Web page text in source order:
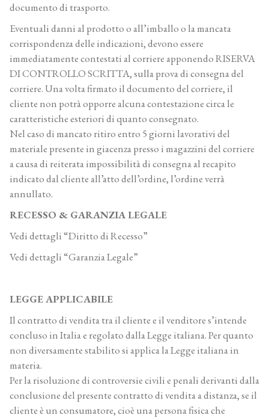
documento di trasporto.
Eventuali danni al prodotto o all’imballo o la mancata
corrispondenza delle indicazioni, devono essere
immediatamente contestati al corriere apponendo RISERVA
DI CONTROLLO SCRITTA, sulla prova di consegna del
corriere. Una volta firmato il documento del corriere, il
cliente non potrà opporre alcuna contestazione circa le
caratteristiche esteriori di quanto consegnato.
Nel caso di mancato ritiro entro 5 giorni lavorativi del
materiale presente in giacenza presso i magazzini del corriere
a causa di reiterata impossibilità di consegna al recapito
indicato dal cliente all’atto dell’ordine, l’ordine verrà
annullato.
RECESSO & GARANZIA LEGALE
Vedi dettagli “Diritto di Recesso”
Vedi dettagli “Garanzia Legale”
LEGGE APPLICABILE
Il contratto di vendita tra il cliente e il venditore s’intende
concluso in Italia e regolato dalla Legge italiana. Per quanto
non diversamente stabilito si applica la Legge italiana in
materia.
Per la risoluzione di controversie civili e penali derivanti dalla
conclusione del presente contratto di vendita a distanza, se il
cliente è un consumatore, cioè una persona fisica che